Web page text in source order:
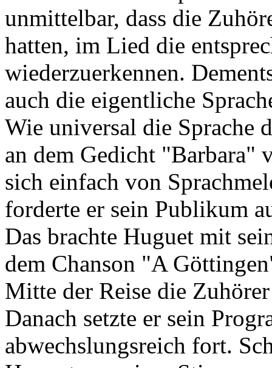
unmittelbar, dass die
hatten, im Lied die
wiederzuerkennen.
auch die eigentliche
Wie universal die Sprache
an dem Gedicht "Barbara"
sich einfach von
forderte er sein Publikum
Das brachte Huguet mit
dem Chanson "A
Mitte der Reise die
Danach setzte er sein
abwechslungsreich fort.